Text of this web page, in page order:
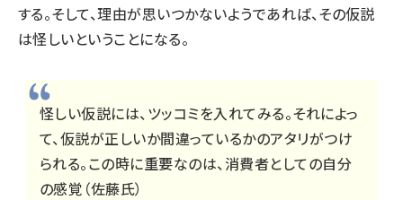
する。そして、理由が思いつかないようであれば、その仮説
は怪しいということになる。
怪しい仮説には、ツッコミを入れてみる。それによっ
て、仮説が正しいか間違っているかのアタリがつけ
られる。この時に重要なのは、消費者としての自分
の感覚（佐藤氏）